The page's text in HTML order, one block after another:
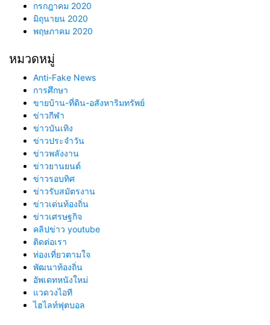
กรกฎาคม 2020
มิถุนายน 2020
พฤษภาคม 2020
หมวดหมู่
Anti-Fake News
การศึกษา
ขายบ้าน-ที่ดิน-อสังหาริมทรัพย์
ข่าวกีฬา
ข่าวบันเทิง
ข่าวประจำวัน
ข่าวพลังงาน
ข่าวยานยนต์
ข่าวรอบทิศ
ข่าวรับสมัตรงาน
ข่าวเด่นท้องถิ่น
ข่าวเศรษฐกิจ
คลิปข่าว youtube
ติดต่อเรา
ท่องเที่ยวตามใจ
พัฒนาท้องถิ่น
อัพเดทหนังใหม่
แวดวงไอที
ไฮไลท์ฟุตบอล